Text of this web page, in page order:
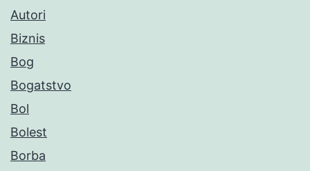
Autori
Biznis
Bog
Bogatstvo
Bol
Bolest
Borba